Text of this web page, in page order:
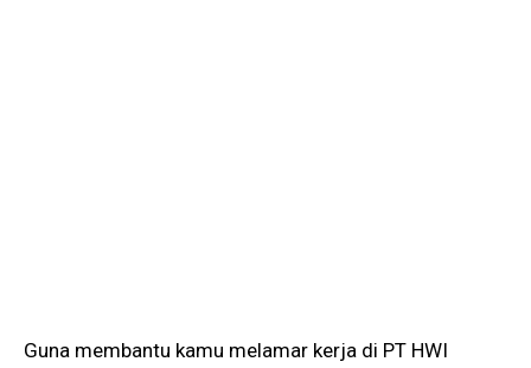
Guna membantu kamu melamar kerja di PT HWI